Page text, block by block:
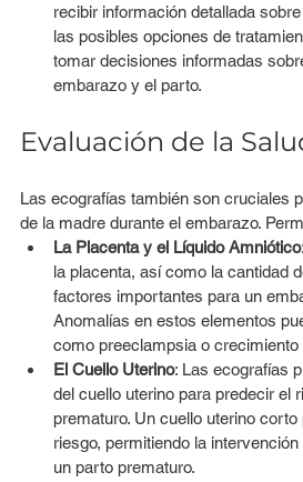
recibir información detallada
las posibles opciones de
tomar decisiones informadas
embarazo y el parto.
Evaluación de la
Las ecografías también son cruciales
de la madre durante el embarazo.
La Placenta y el Líquido Amniótico
la placenta, así como la cantidad
factores importantes para un
Anomalías en estos elementos
como preeclampsia o crecimiento
El Cuello Uterino: Las ecografías
del cuello uterino para predecir el
prematuro. Un cuello uterino
riesgo, permitiendo la
un parto prematuro.